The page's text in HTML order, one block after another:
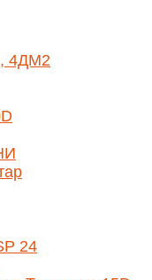
4ДМ2
24